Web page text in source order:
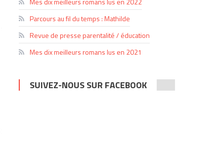
Parcours au fil du temps : Mathilde
Revue de presse parentalité / éducation
Mes dix meilleurs romans lus en 2021
SUIVEZ-NOUS SUR FACEBOOK